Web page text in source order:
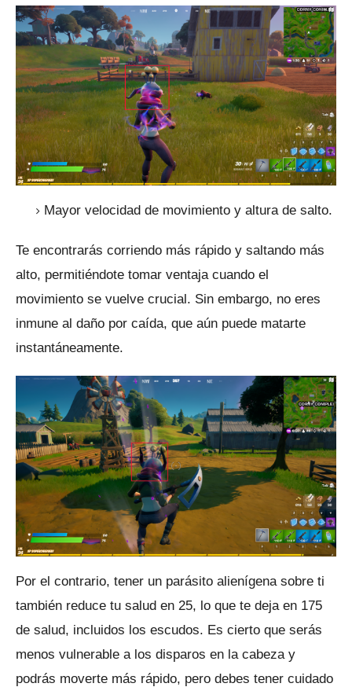
Mayor velocidad de movimiento y altura de salto.
Te encontrarás corriendo más rápido y saltando más
alto, permitiéndote tomar ventaja cuando el
movimiento se vuelve crucial. Sin embargo, no eres
inmune al daño por caída, que aún puede matarte
instantáneamente.
Por el contrario, tener un parásito alienígena sobre ti
también reduce tu salud en 25, lo que te deja en 175
de salud, incluidos los escudos. Es cierto que serás
menos vulnerable a los disparos en la cabeza y
podrás moverte más rápido, pero debes tener cuidado